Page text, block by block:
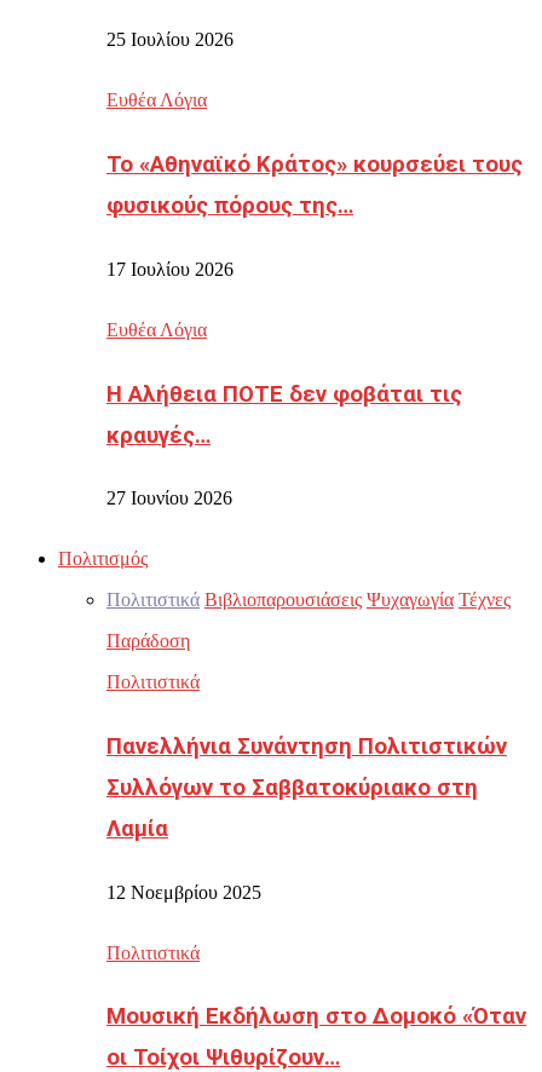
25 Ιουλίου 2026
Ευθέα Λόγια
Το «Αθηναϊκό Κράτος» κουρσεύει τους
φυσικούς πόρους της…
17 Ιουλίου 2026
Ευθέα Λόγια
Η Αλήθεια ΠΟΤΕ δεν φοβάται τις
κραυγές…
27 Ιουνίου 2026
Πολιτισμός
Πολιτιστικά Βιβλιοπαρουσιάσεις Ψυχαγωγία Τέχνες
Παράδοση
Πολιτιστικά
Πανελλήνια Συνάντηση Πολιτιστικών
Συλλόγων το Σαββατοκύριακο στη
Λαμία
12 Νοεμβρίου 2025
Πολιτιστικά
Μουσική Εκδήλωση στο Δομοκό «Όταν
οι Τοίχοι Ψιθυρίζουν…